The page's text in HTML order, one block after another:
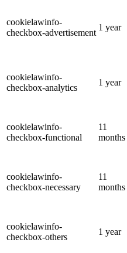
cookielawinfo-
checkbox-advertisement
1 year
cookielawinfo-
checkbox-analytics
1 year
cookielawinfo-
checkbox-functional
11
months
cookielawinfo-
checkbox-necessary
11
months
cookielawinfo-
checkbox-others
1 year